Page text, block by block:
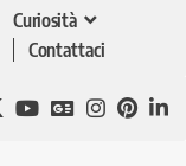
Curiosità
Contattaci